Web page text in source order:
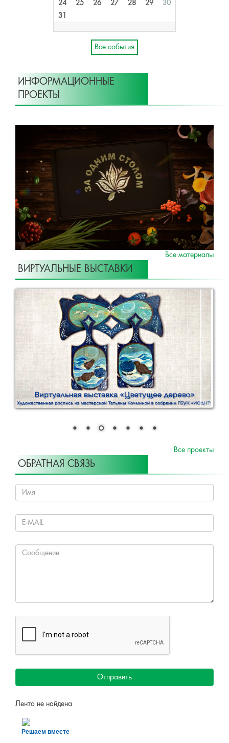
24
25 26 27 28 29
30
31
Все события
ИНФОРМАЦИОННЫЕ
ПРОЕКТЫ
Все материалы
ВИРТУАЛЬНЫЕ ВЫСТАВКИ
Все проекты
ОБРАТНАЯ СВЯЗЬ
Отправить
Лента не найдена
Решаем вместе